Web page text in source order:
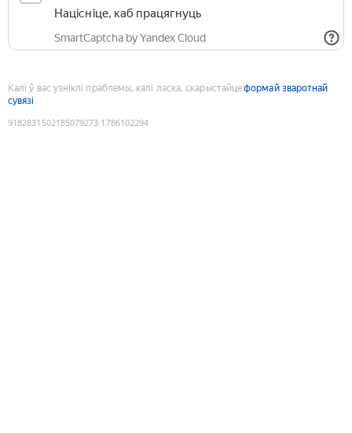
Націсніце, каб працягнуць
SmartCaptcha by Yandex Cloud
Калі ў вас узніклі праблемы, калі ласка, скарыстайцеформай зваротнай
сувязі
9182831502185079273:1786102294